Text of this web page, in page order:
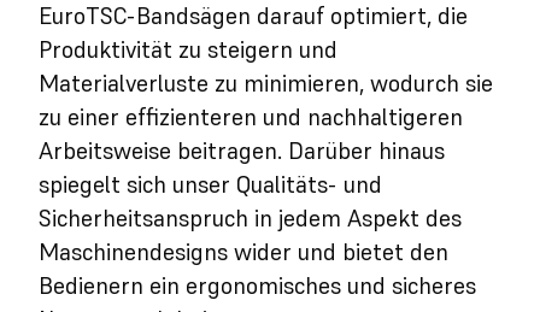
EuroTSC-Bandsägen darauf optimiert, die
Produktivität zu steigern und
Materialverluste zu minimieren, wodurch sie
zu einer effizienteren und nachhaltigeren
Arbeitsweise beitragen. Darüber hinaus
spiegelt sich unser Qualitäts- und
Sicherheitsanspruch in jedem Aspekt des
Maschinendesigns wider und bietet den
Bedienern ein ergonomisches und sicheres